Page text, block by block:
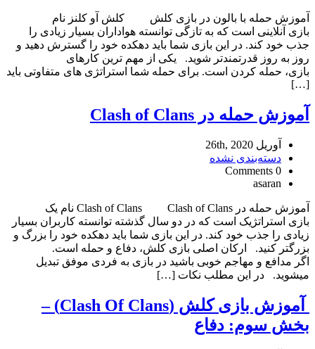
آموزش حمله با بالون در بازی کلش کلش آو کلنز نام
بازی آنلاینی است که به تازگی توانسته هواداران بسیار زیادی را
جذب خود کند. در این بازی شما باید دهکده خود را گسترش دهید و
روز به روز قدرتمندتر شوید. یکی از مهم ترین کارهای
بازی، حمله کردن است. برای حمله شما استراتژی های متفاوتی باید
[…]
آموزش حمله در Clash of Clans
آوریل 26th, 2020
دسته‌بندی نشده
0 Comments
asaran
آموزش حمله در Clash of Clans Clash of Clans نام یک
بازی استراتژیک است که در دو سال گذشته توانسته کاربران بسیار
زیادی را جذب خود کند. در این بازی شما باید دهکده خود را بزرگ و
بزرگتر کنید. ارکان اصلی بازی کلش، دفاع و حمله است.
اگر مدافع و مهاجم خوبی باشید در بازی به فردی موفق تبدیل
میشوید. در این مطلب نکات […]
آموزش بازی کلش (Clash Of Clans) –
بخش سوم: دفاع